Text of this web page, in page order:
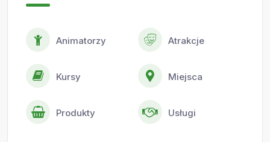
Animatorzy Atrakcje
Kursy Miejsca
Produkty Usługi